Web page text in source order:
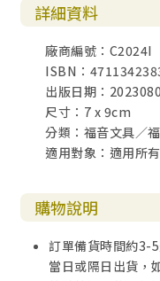
詳細資料
廠商編號：C2024I
ISBN：
出版日期：
尺寸：7 x 9cm
分類：福音文具／
適用對象：適用所
購物說明
訂單備貨時間約3-
當日或隔日出貨，